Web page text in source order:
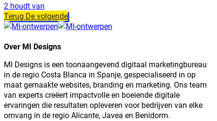
2 houdt van
Terug De volgende
Over MI Designs
MI Designs is een toonaangevend digitaal marketingbureau
in de regio Costa Blanca in Spanje, gespecialiseerd in op
maat gemaakte websites, branding en marketing. Ons team
van experts creëert impactvolle en boeiende digitale
ervaringen die resultaten opleveren voor bedrijven van elke
omvang in de regio Alicante, Javea en Benidorm.